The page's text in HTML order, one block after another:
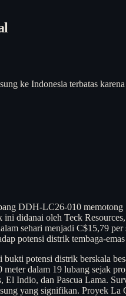
ke Indonesia terbatas
DDH-LC26-010 memotong
ini didanai oleh Teck
sehari menjadi C$15,79
potensi distrik tembaga-
potensi distrik berskala
dalam 19 lubang sejak
Indio, dan Pascua Lama.
yang signifikan. Proyek